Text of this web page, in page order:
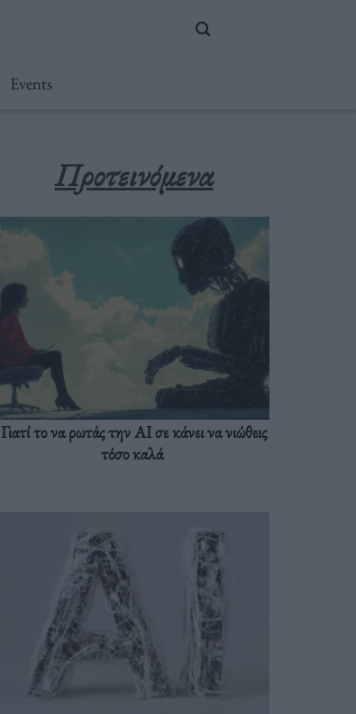
Events
Προτεινόμενα
Γιατί το να ρωτάς την AI σε κάνει να νιώθεις
τόσο καλά